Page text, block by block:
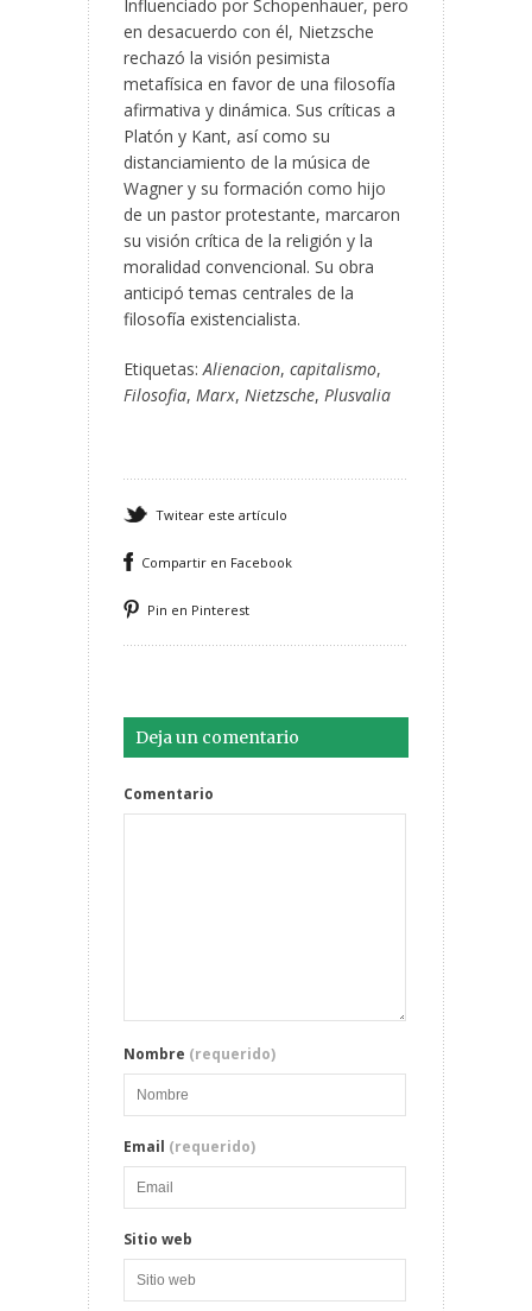
Influenciado por Schopenhauer, pero
en desacuerdo con él, Nietzsche
rechazó la visión pesimista
metafísica en favor de una filosofía
afirmativa y dinámica. Sus críticas a
Platón y Kant, así como su
distanciamiento de la música de
Wagner y su formación como hijo
de un pastor protestante, marcaron
su visión crítica de la religión y la
moralidad convencional. Su obra
anticipó temas centrales de la
filosofía existencialista.
Etiquetas:Alienacion, capitalismo,
Filosofia, Marx, Nietzsche, Plusvalia
Twitear este artículo
Compartir en Facebook
Pin en Pinterest
Deja un comentario
Comentario
Nombre (requerido)
Email (requerido)
Sitio web